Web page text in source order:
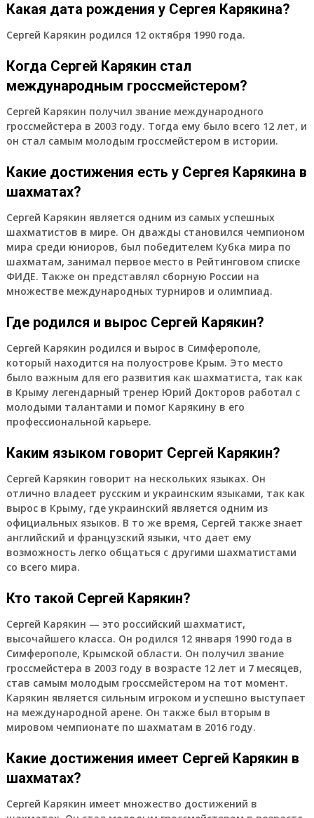
Какая дата рождения у Сергея Карякина?
Сергей Карякин родился 12 октября 1990 года.
Когда Сергей Карякин стал
международным гроссмейстером?
Сергей Карякин получил звание международного
гроссмейстера в 2003 году. Тогда ему было всего 12 лет, и
он стал самым молодым гроссмейстером в истории.
Какие достижения есть у Сергея Карякина в
шахматах?
Сергей Карякин является одним из самых успешных
шахматистов в мире. Он дважды становился чемпионом
мира среди юниоров, был победителем Кубка мира по
шахматам, занимал первое место в Рейтинговом списке
ФИДЕ. Также он представлял сборную России на
множестве международных турниров и олимпиад.
Где родился и вырос Сергей Карякин?
Сергей Карякин родился и вырос в Симферополе,
который находится на полуострове Крым. Это место
было важным для его развития как шахматиста, так как
в Крыму легендарный тренер Юрий Докторов работал с
молодыми талантами и помог Карякину в его
профессиональной карьере.
Каким языком говорит Сергей Карякин?
Сергей Карякин говорит на нескольких языках. Он
отлично владеет русским и украинским языками, так как
вырос в Крыму, где украинский является одним из
официальных языков. В то же время, Сергей также знает
английский и французский языки, что дает ему
возможность легко общаться с другими шахматистами
со всего мира.
Кто такой Сергей Карякин?
Сергей Карякин — это российский шахматист,
высочайшего класса. Он родился 12 января 1990 года в
Симферополе, Крымской области. Он получил звание
гроссмейстера в 2003 году в возрасте 12 лет и 7 месяцев,
став самым молодым гроссмейстером на тот момент.
Карякин является сильным игроком и успешно выступает
на международной арене. Он также был вторым в
мировом чемпионате по шахматам в 2016 году.
Какие достижения имеет Сергей Карякин в
шахматах?
Сергей Карякин имеет множество достижений в